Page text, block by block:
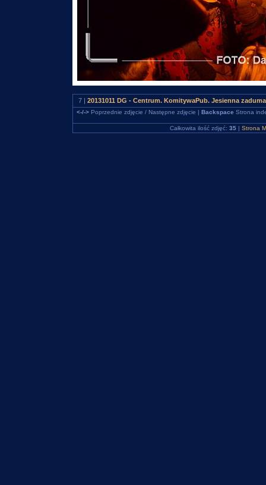
7 | 20131011 DG - Centrum. KomitywaPub. Jesienna
<-/->Poprzednie zdjęcie / Następne zdjęcie | Backspace Strona
Całkowita ilość zdjęć: 35 | Strona